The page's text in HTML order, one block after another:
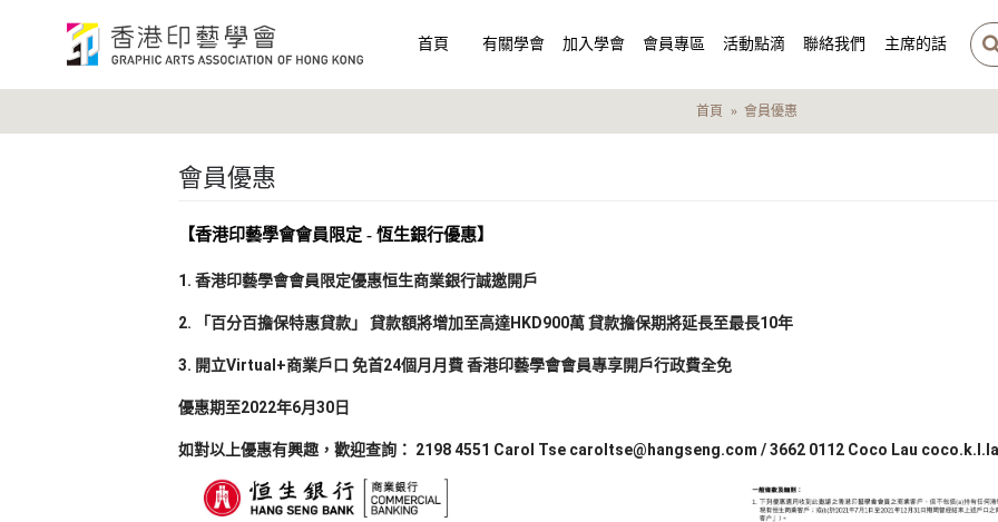
首頁 有關學會 加入學會 會員專區 活動點滴 聯絡我們 主席的話
首頁 會員優惠
會員優惠
【香港印藝學會會員限定 - 恆生銀行優惠】
1. 香港印藝學會會員限定優惠恒生商業銀行誠邀開戶
2. 「百分百擔保特惠貸款」 貸款額將增加至高達HKD900萬 貸款擔保期將延長至最長10年
3. 開立Virtual+商業戶口 免首24個月月費 香港印藝學會會員專享開戶行政費全免
優惠期至2022年6月30日
如對以上優惠有興趣，歡迎查詢： 2198 4551 Carol Tse caroltse@hangseng.com / 3662 0112 Coco Lau